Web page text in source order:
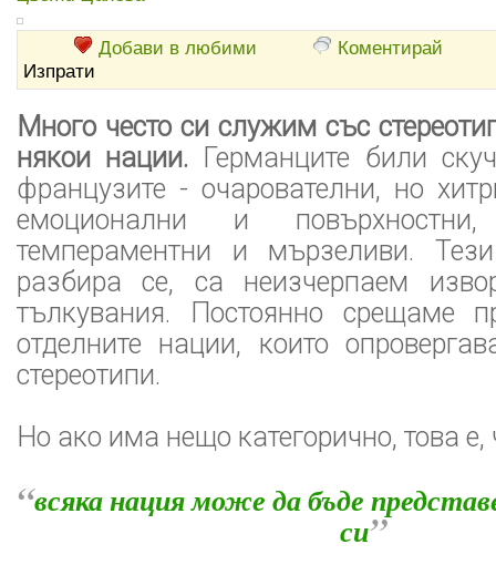
Добави в любими
Коментирай
Изпрати
Много често си служим със
някои нации. Германците били
французите - очарователни, но
емоционални и
темпераментни и мързеливи. Тези
разбира се, са неизчерпаем
тълкувания. Постоянно срещаме
отделните нации, които
стереотипи.
Но ако има нещо категорично, това е,
“всяка нация може да бъде
си”